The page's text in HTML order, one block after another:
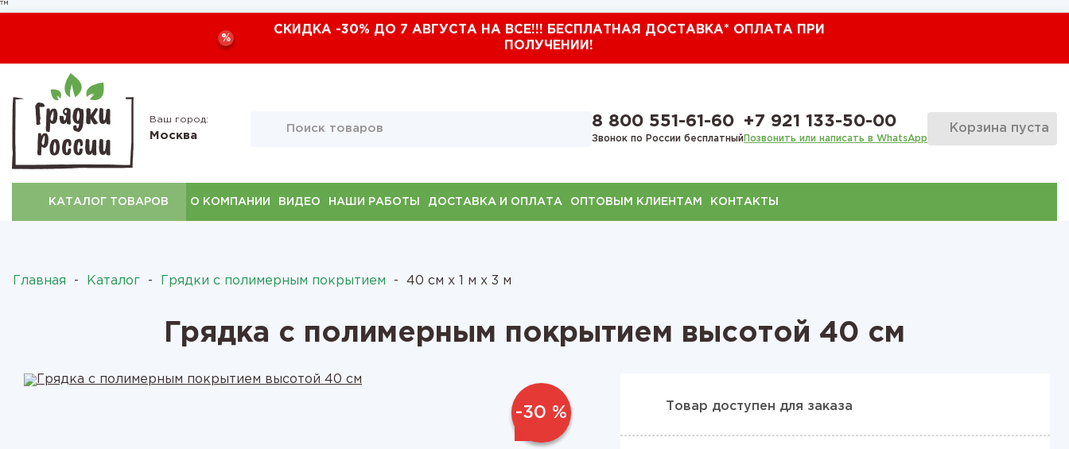
™
%
СКИДКА -30% ДО 7 АВГУСТА НА ВСЕ!!! БЕСПЛАТНАЯ ДОСТАВКА* ОПЛАТА ПРИ
ПОЛУЧЕНИИ!
Ваш город:
Москва
8 800 551-61-60
Звонок по России бесплатный
+7 921 133-50-00
Позвонить или написать в WhatsApp
Корзина пуста
КАТАЛОГ ТОВАРОВ О КОМПАНИИ ВИДЕО НАШИ РАБОТЫ ДОСТАВКА И ОПЛАТА ОПТОВЫМ КЛИЕНТАМ КОНТАКТЫ
Главная - Каталог - Грядки с полимерным покрытием - 40 см х 1 м х 3 м
Грядка с полимерным покрытием высотой 40 см
-30 % Товар доступен для заказа